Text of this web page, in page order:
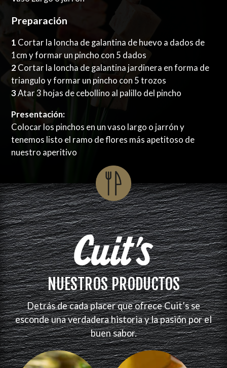
Preparación
1 Cortar la loncha de galantina de huevo a dados de
1cm y formar un pincho con 5 dados
2 Cortar la loncha de galantina jardinera en forma de
triangulo y formar un pincho con 5 trozos
3 Atar 3 hojas de cebollino al palillo del pincho
Presentación:
Colocar los pinchos en un vaso largo o jarrón y
tenemos listo el ramo de flores más apetitoso de
nuestro aperitivo
NUESTROS PRODUCTOS
Detrás de cada placer que ofrece Cuit’s se
esconde una verdadera historia y la pasión por el
buen sabor.